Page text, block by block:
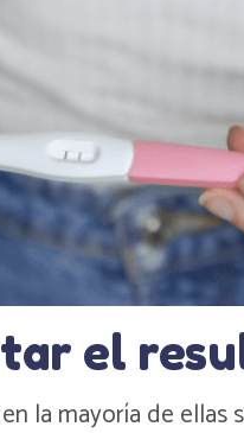
el
la mayoría de